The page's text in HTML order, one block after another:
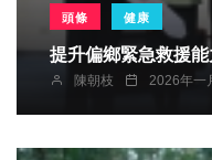
頭條 健康
提升偏鄉緊急救援
陳朝枝 2026年一